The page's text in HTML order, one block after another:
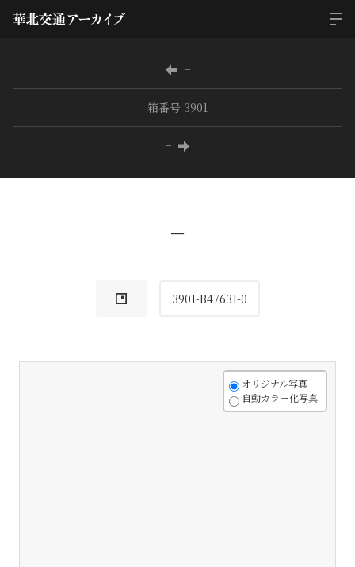
−
箱番号 3901
−
−
3901-B47631-0
オリジナル写真
自動カラー化写真